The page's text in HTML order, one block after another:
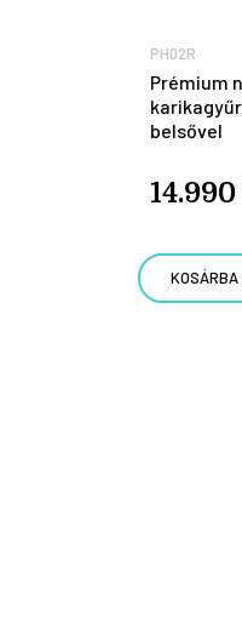
PH02R
Prémium
belsővel
KOSÁRBA